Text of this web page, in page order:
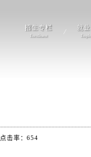
招生专栏
Enrollment
就
点击率：654